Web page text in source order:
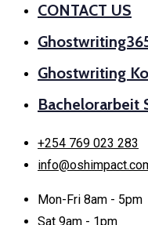
CONTACT US
Ghostwriting
Bachelorarbeit
+254 769 023 283
Mon-Fri 8am - 5pm
Sat 9am - 1pm